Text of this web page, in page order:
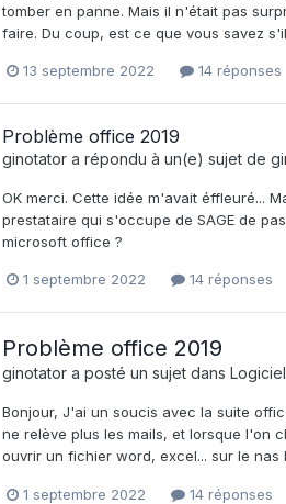
tomber en panne. Mais il n'était pas
faire. Du coup, est ce que vous savez
13 septembre 2022 14 réponses
Problème office 2019
ginotator a répondu à un(e) sujet de
OK merci. Cette idée m'avait éffleuré...
prestataire qui s'occupe de SAGE de
microsoft office ?
1 septembre 2022 14 réponses
Problème office 2019
ginotator a posté un sujet dans
Bonjour, J'ai un soucis avec la suite
ne relève plus les mails, et lorsque l'on
ouvrir un fichier word, excel... sur le
1 septembre 2022 14 réponses